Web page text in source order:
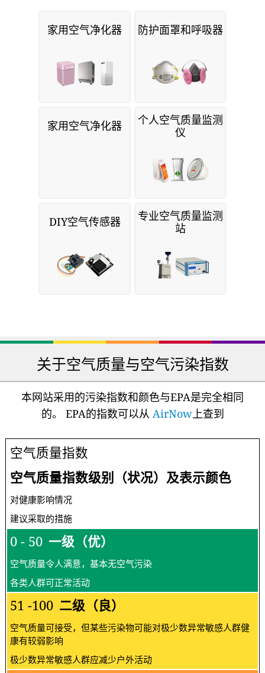
家用空气净化器 防护面罩和呼吸器
家用空气净化器
个人空气质量监测
仪
DIY空气传感器
专业空气质量监测
站
关于空气质量与空气污染指数
本网站采用的污染指数和颜色与EPA是完全相同
的。 EPA的指数可以从 AirNow上查到
空气质量指数
空气质量指数级别（状况）及表示颜色
对健康影响情况
建议采取的措施
0 - 50 一级（优）
空气质量令人满意，基本无空气污染
各类人群可正常活动
51 -100 二级（良）
空气质量可接受，但某些污染物可能对极少数异常敏感人群健
康有较弱影响
极少数异常敏感人群应减少户外活动